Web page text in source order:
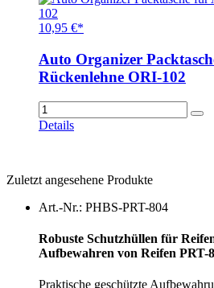
10,95 €*
Auto Organizer
Rückenlehne ORI-102
Details
Zuletzt angesehene Produkte
Art.-Nr.: PHBS-PRT-804
Robuste Schutzhüllen für
Aufbewahren von Reifen PRT-
Praktische geschützte